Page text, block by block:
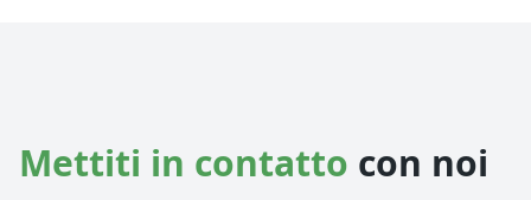
Mettiti in contatto con noi